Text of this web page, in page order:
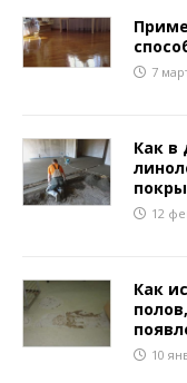
7
Как в
12
Как
10